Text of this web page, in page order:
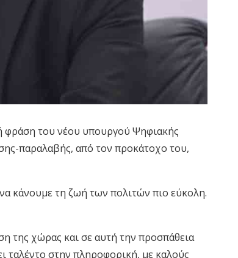
φράση του νέου υπουργού Ψηφιακής
παραλαβής, από τον προκάτοχο του,
κάνουμε τη ζωή των πολιτών πιο εύκολη.
της χώρας και σε αυτή την προσπάθεια
ταλέντο στην πληροφορική, με καλούς